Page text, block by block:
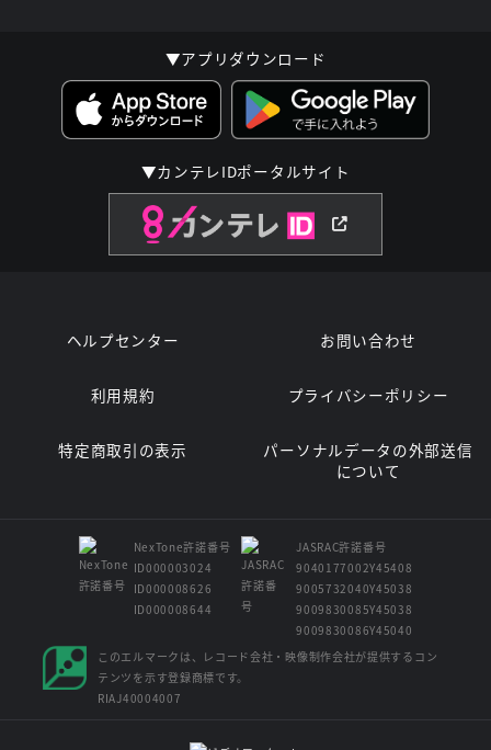
▼アプリダウンロード
▼カンテレIDポータルサイト
ヘルプセンター お問い合わせ
利用規約 プライバシーポリシー
特定商取引の表示
パーソナルデータの外部送信
について
NexTone許諾番号
ID000003024
ID000008626
ID000008644
JASRAC許諾番号
9040177002Y45408
9005732040Y45038
9009830085Y45038
9009830086Y45040
このエルマークは、レコード会社・映像制作会社が提供するコン
テンツを示す登録商標です。
RIAJ40004007